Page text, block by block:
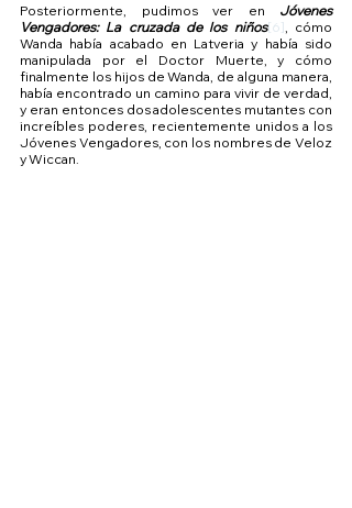
Posteriormente, pudimos ver en Jóvenes
Vengadores: La cruzada de los niños[6] , cómo
Wanda había acabado en Latveria y había sido
manipulada por el Doctor Muerte, y cómo
finalmente los hijos de Wanda, de alguna manera,
había encontrado un camino para vivir de verdad,
y eran entonces dos adolescentes mutantes con
increíbles poderes, recientemente unidos a los
Jóvenes Vengadores, con los nombres de Veloz
y Wiccan.